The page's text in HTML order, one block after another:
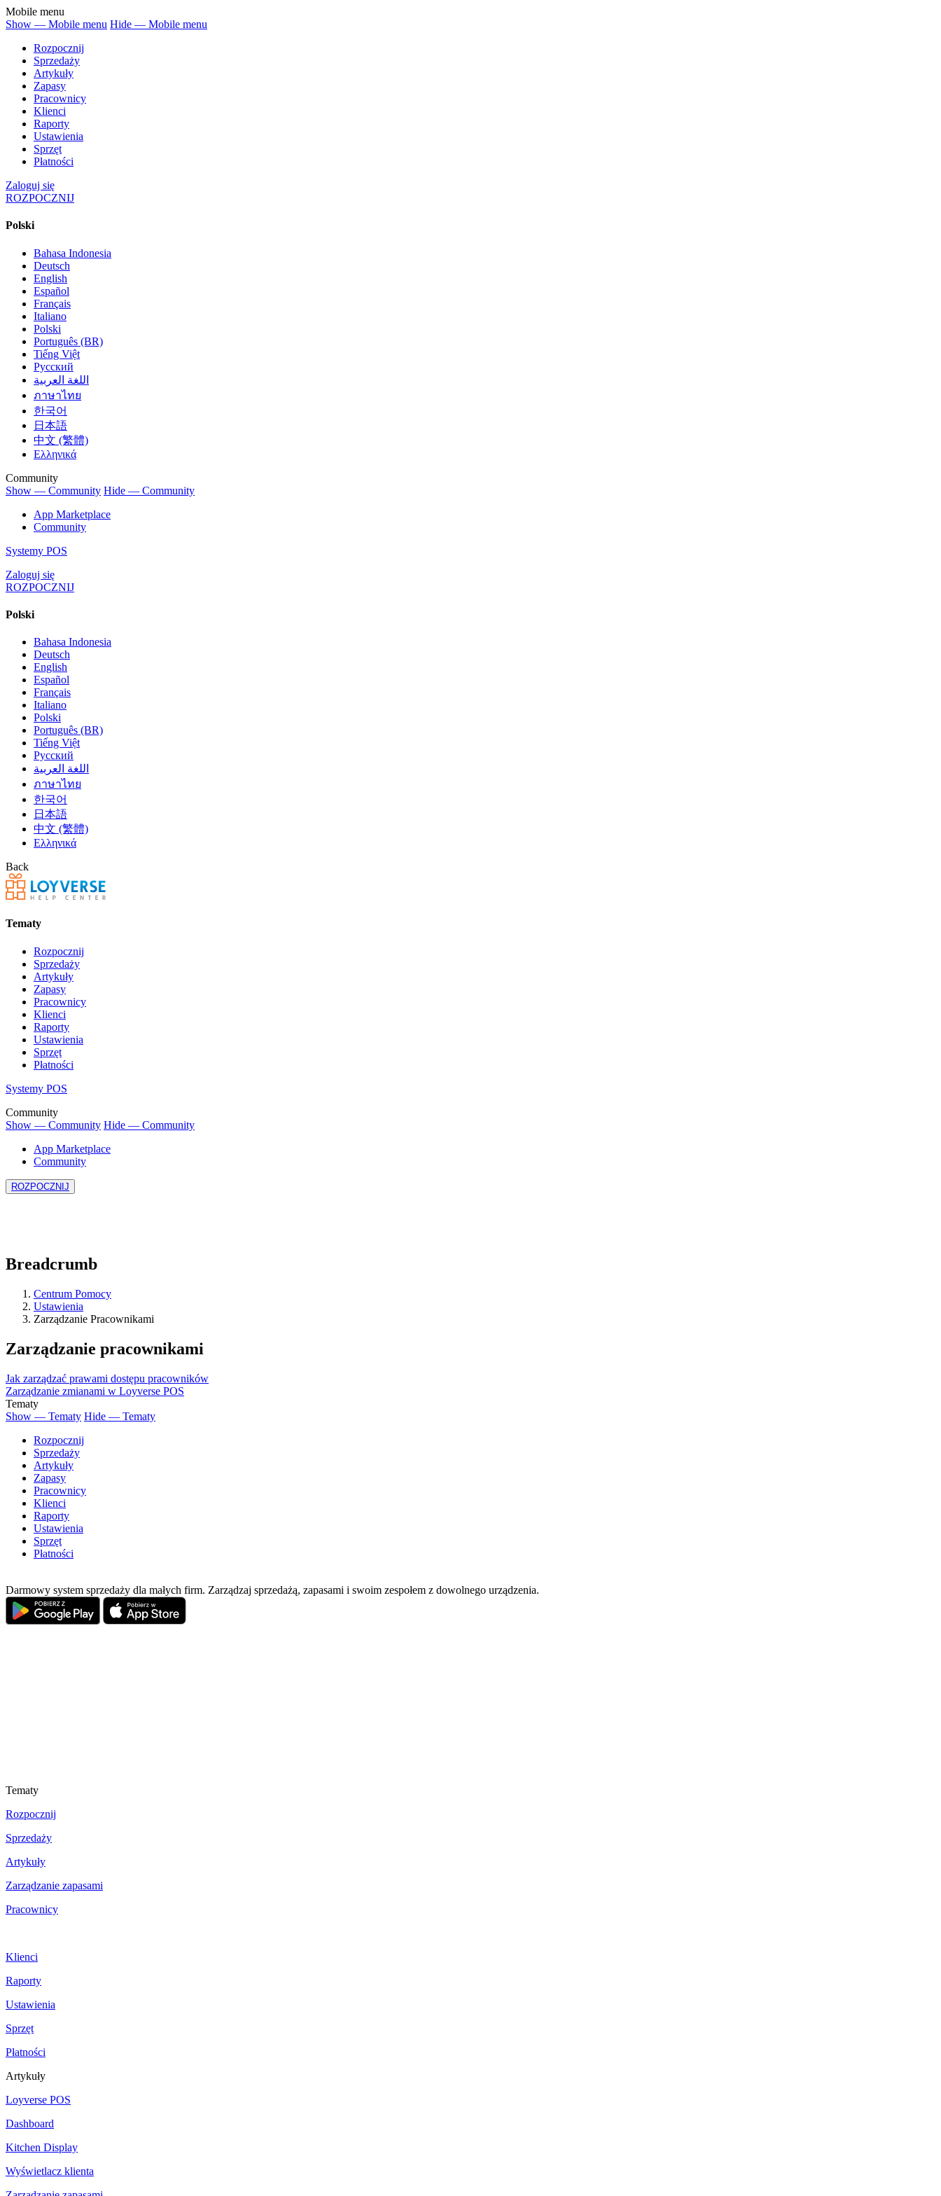
Mobile menu
Show — Mobile menu Hide — Mobile menu
Rozpocznij
Sprzedaży
Artykuły
Zapasy
Pracownicy
Klienci
Raporty
Ustawienia
Sprzęt
Płatności
Zaloguj się
ROZPOCZNIJ
Polski
Bahasa Indonesia
Deutsch
English
Español
Français
Italiano
Polski
Português (BR)
Tiếng Việt
Русский
اللغة العربية
ภาษาไทย
한국어
日本語
中文 (繁體)
Ελληνικά
Community
Show — Community Hide — Community
App Marketplace
Community
Systemy POS
Zaloguj się
ROZPOCZNIJ
Polski
Bahasa Indonesia
Deutsch
English
Español
Français
Italiano
Polski
Português (BR)
Tiếng Việt
Русский
اللغة العربية
ภาษาไทย
한국어
日本語
中文 (繁體)
Ελληνικά
Back
Tematy
Rozpocznij
Sprzedaży
Artykuły
Zapasy
Pracownicy
Klienci
Raporty
Ustawienia
Sprzęt
Płatności
Systemy POS
Community
Show — Community Hide — Community
App Marketplace
Community
ROZPOCZNIJ
Breadcrumb
Centrum Pomocy
Ustawienia
Zarządzanie Pracownikami
Zarządzanie pracownikami
Jak zarządzać prawami dostępu pracowników
Zarządzanie zmianami w Loyverse POS
Tematy
Show — Tematy Hide — Tematy
Rozpocznij
Sprzedaży
Artykuły
Zapasy
Pracownicy
Klienci
Raporty
Ustawienia
Sprzęt
Płatności
Darmowy system sprzedaży dla małych firm. Zarządzaj sprzedażą, zapasami i swoim zespołem z dowolnego urządzenia.
Tematy
Rozpocznij
Sprzedaży
Artykuły
Zarządzanie zapasami
Pracownicy
Klienci
Raporty
Ustawienia
Sprzęt
Płatności
Artykuły
Loyverse POS
Dashboard
Kitchen Display
Wyświetlacz klienta